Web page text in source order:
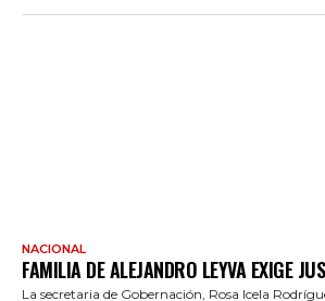
NACIONAL
FAMILIA DE ALEJANDRO LEYVA EXIGE
La secretaria de Gobernación, Rosa Icela